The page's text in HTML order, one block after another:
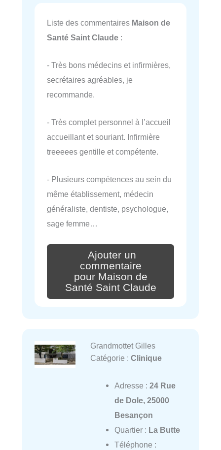
Liste des commentaires Maison de
Santé Saint Claude :
- Très bons médecins et infirmières,
secrétaires agréables, je
recommande.
- Très complet personnel à l’accueil
accueillant et souriant. Infirmière
treeeees gentille et compétente.
- Plusieurs compétences au sein du
même établissement, médecin
généraliste, dentiste, psychologue,
sage femme…
Ajouter un
commentaire
pour Maison de
Santé Saint Claude
Grandmottet Gilles
Catégorie : Clinique
Adresse : 24 Rue
de Dole, 25000
Besançon
Quartier : La Butte
Téléphone :